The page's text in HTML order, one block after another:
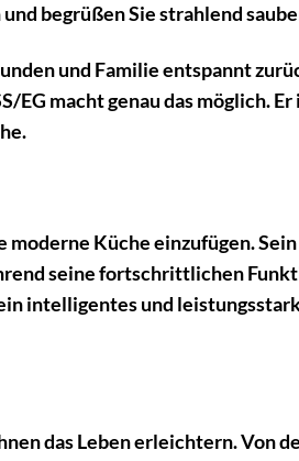
begrüßen Sie strahlend
und Familie entspannt
macht genau das möglich.
Küche einzufügen.
seine fortschrittlichen
intelligentes und
das Leben erleichtern. Von